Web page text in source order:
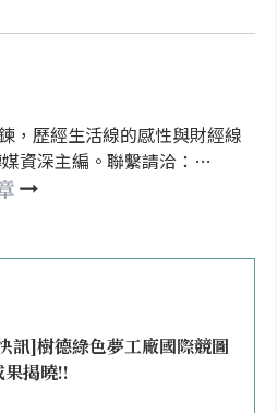
，歷經生活線的感性與財經線
資深主編。聯繫請洽：
訊]樹德綠色夢工廠國際競圖
果揭曉!!